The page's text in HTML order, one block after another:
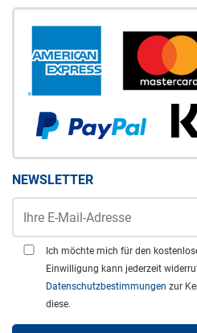
NEWSLETTER
Ich möchte mich für den
Einwilligung kann jederzeit
Datenschutzbestimmungen zur
diese.